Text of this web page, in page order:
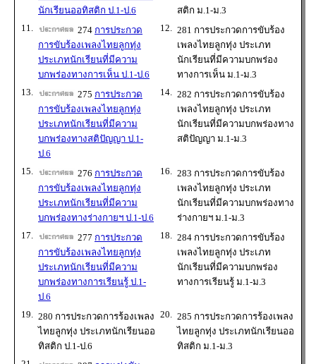
นักเรียนออทิสติก ป.1-ป.6
สติก ม.1-ม.3
11.
274 การประกวด
การขับร้องเพลงไทยลูกทุ่ง
ประเภทนักเรียนที่มีความ
บกพร่องทางการเห็น ป.1-ป.6
12.
281 การประกวดการขับร้อง
เพลงไทยลูกทุ่ง ประเภท
นักเรียนที่มีความบกพร่อง
ทางการเห็น ม.1-ม.3
13.
275 การประกวด
การขับร้องเพลงไทยลูกทุ่ง
ประเภทนักเรียนที่มีความ
บกพร่องทางสติปัญญา ป.1-
ป.6
14.
282 การประกวดการขับร้อง
เพลงไทยลูกทุ่ง ประเภท
นักเรียนที่มีความบกพร่องทาง
สติปัญญา ม.1-ม.3
15. 276 การประกวด
การขับร้องเพลงไทยลูกทุ่ง
ประเภทนักเรียนที่มีความ
บกพร่องทางร่างกายฯ ป.1-ป.6
16.
283 การประกวดการขับร้อง
เพลงไทยลูกทุ่ง ประเภท
นักเรียนที่มีความบกพร่องทาง
ร่างกายฯ ม.1-ม.3
17.
277 การประกวด
การขับร้องเพลงไทยลูกทุ่ง
ประเภทนักเรียนที่มีความ
บกพร่องทางการเรียนรู้ ป.1-
ป.6
18.
284 การประกวดการขับร้อง
เพลงไทยลูกทุ่ง ประเภท
นักเรียนที่มีความบกพร่อง
ทางการเรียนรู้ ม.1-ม.3
19.
280 การประกวดการร้องเพลง
ไทยลูกทุ่ง ประเภทนักเรียนออ
ทิสติก ป.1-ป.6
20.
285 การประกวดการร้องเพลง
ไทยลูกทุ่ง ประเภทนักเรียนออ
ทิสติก ม.1-ม.3